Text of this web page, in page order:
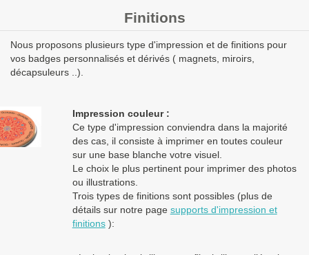
Les clients Français paient le prix TTC (TVA 20%).
Les clients dans l’Union Européenne possédant un numéro de
TVA intra-communautaire
paient le prix HT.
Les clients en dehors de l’Union européenne paient le prix HT.
Finitions
Nous proposons plusieurs type d'impression et de finitions pour
vos badges personnalisés et dérivés ( magnets, miroirs,
décapsuleurs ..).
Impression couleur :
Ce type d'impression conviendra dans la majorité
des cas, il consiste à imprimer en toutes couleur
sur une base blanche votre visuel.
Le choix le plus pertinent pour imprimer des photos
ou illustrations.
Trois types de finitions sont possibles (plus de
détails sur notre page supports d'impression et
finitions):